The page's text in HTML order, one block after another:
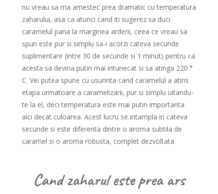
nu vreau sa ma amestec prea dramatic cu temperatura
zaharului, asa ca atunci cand iti sugerez sa duci
caramelul pana la marginea arderii, ceea ce vreau sa
spun este pur si simplu sa-i acorzi cateva secunde
suplimentare (intre 30 de secunde si 1 minut) pentru ca
acesta sa devina putin mai intunecat si sa atinga 220 °
C. Vei putea spune cu usurinta cand caramelul a atins
etapa urmatoare a caramelizarii, pur si simplu uitandu-
te la el, deci temperatura este mai putin importanta
aici decat culoarea. Acest lucru se intampla in cateva
secunde si este diferenta dintre o aroma subtila de
caramel si o aroma robusta, complet dezvoltata.
Cand zaharul este prea ars